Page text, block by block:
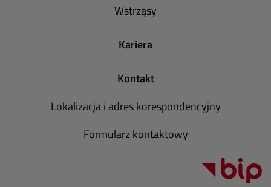
Wstrząsy
Kariera
Kontakt
Lokalizacja i adres korespondencyjny
Formularz kontaktowy